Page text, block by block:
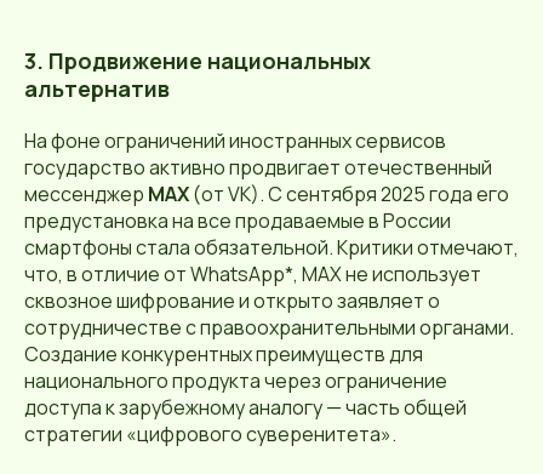
3. Продвижение национальных
альтернатив
На фоне ограничений иностранных сервисов
государство активно продвигает отечественный
мессенджер MAX(от VK). С сентября 2025 года его
предустановка на все продаваемые в России
смартфоны стала обязательной. Критики отмечают,
что, в отличие от WhatsApp*, MAX не использует
сквозное шифрование и открыто заявляет о
сотрудничестве с правоохранительными органами.
Создание конкурентных преимуществ для
национального продукта через ограничение
доступа к зарубежному аналогу — часть общей
стратегии «цифрового суверенитета».